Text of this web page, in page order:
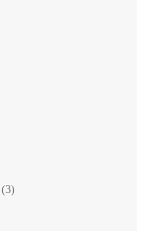
(3)